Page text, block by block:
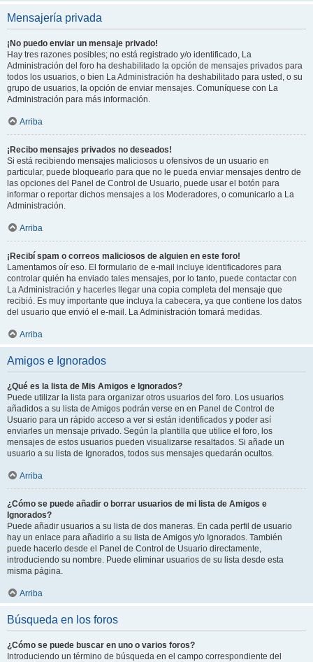
Mensajería privada
¡No puedo enviar un mensaje privado!
Hay tres razones posibles; no está registrado y/o identificado, La
Administración del foro ha deshabilitado la opción de mensajes privados para
todos los usuarios, o bien La Administración ha deshabilitado para usted, o su
grupo de usuarios, la opción de enviar mensajes. Comuníquese con La
Administración para más información.
Arriba
¡Recibo mensajes privados no deseados!
Si está recibiendo mensajes maliciosos u ofensivos de un usuario en
particular, puede bloquearlo para que no le pueda enviar mensajes dentro de
las opciones del Panel de Control de Usuario, puede usar el botón para
informar o reportar dichos mensajes a los Moderadores, o comunicarlo a La
Administración.
Arriba
¡Recibí spam o correos maliciosos de alguien en este foro!
Lamentamos oír eso. El formulario de e-mail incluye identificadores para
controlar quién ha enviado tales mensajes, por lo tanto, puede contactar con
La Administración y hacerles llegar una copia completa del mensaje que
recibió. Es muy importante que incluya la cabecera, ya que contiene los datos
del usuario que envió el e-mail. La Administración tomará medidas.
Arriba
Amigos e Ignorados
¿Qué es la lista de Mis Amigos e Ignorados?
Puede utilizar la lista para organizar otros usuarios del foro. Los usuarios
añadidos a su lista de Amigos podrán verse en en Panel de Control de
Usuario para un rápido acceso a ver si están identificados y poder así
enviarles un mensaje privado. Según la plantilla que utilice el foro, los
mensajes de estos usuarios pueden visualizarse resaltados. Si añade un
usuario a su lista de Ignorados, todos sus mensajes quedarán ocultos.
Arriba
¿Cómo se puede añadir o borrar usuarios de mi lista de Amigos e
Ignorados?
Puede añadir usuarios a su lista de dos maneras. En cada perfil de usuario
hay un enlace para añadirlo a su lista de Amigos y/o Ignorados. También
puede hacerlo desde el Panel de Control de Usuario directamente,
introduciendo su nombre. Puede eliminar usuarios de su lista desde esta
misma página.
Arriba
Búsqueda en los foros
¿Cómo se puede buscar en uno o varios foros?
Introduciendo un término de búsqueda en el campo correspondiente del